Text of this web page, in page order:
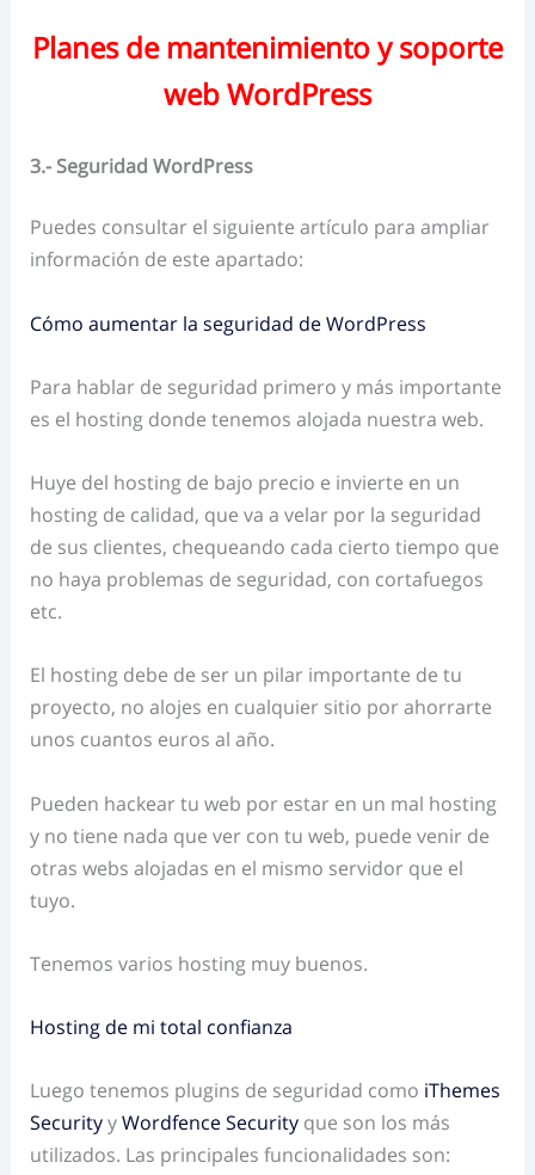
Planes de mantenimiento y soporte
web WordPress
3.- Seguridad WordPress
Puedes consultar el siguiente artículo para ampliar
información de este apartado:
Cómo aumentar la seguridad de WordPress
Para hablar de seguridad primero y más importante
es el hosting donde tenemos alojada nuestra web.
Huye del hosting de bajo precio e invierte en un
hosting de calidad, que va a velar por la seguridad
de sus clientes, chequeando cada cierto tiempo que
no haya problemas de seguridad, con cortafuegos
etc.
El hosting debe de ser un pilar importante de tu
proyecto, no alojes en cualquier sitio por ahorrarte
unos cuantos euros al año.
Pueden hackear tu web por estar en un mal hosting
y no tiene nada que ver con tu web, puede venir de
otras webs alojadas en el mismo servidor que el
tuyo.
Tenemos varios hosting muy buenos.
Hosting de mi total confianza
Luego tenemos plugins de seguridad como iThemes
SecurityyWordfence Security que son los más
utilizados. Las principales funcionalidades son: